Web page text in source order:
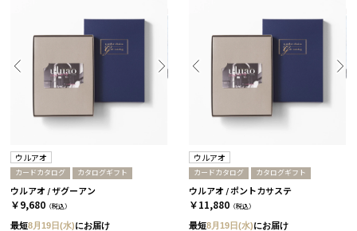
ウルアオ
カードカタログ カタログギフト
ウルアオ / ザグーアン
￥9,680 （税込）
最短8月19日(水)にお届け
ウルアオ
カードカタログ カタログギフト
ウルアオ / ポントカサステ
￥11,880 （税込）
最短8月19日(水)にお届け